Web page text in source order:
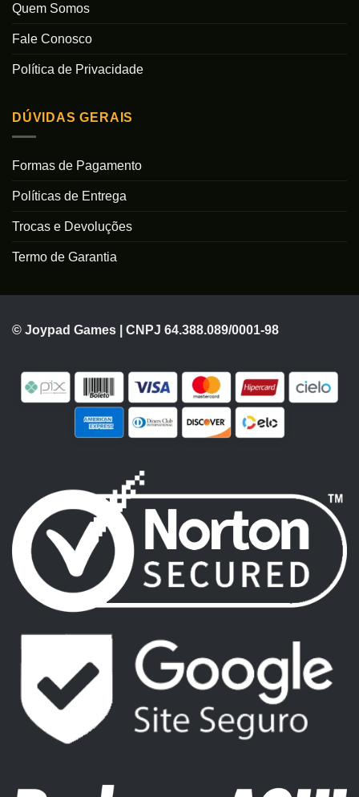
Quem Somos
Fale Conosco
Política de Privacidade
DÚVIDAS GERAIS
Formas de Pagamento
Políticas de Entrega
Trocas e Devoluções
Termo de Garantia
© Joypad Games | CNPJ 64.388.089/0001-98